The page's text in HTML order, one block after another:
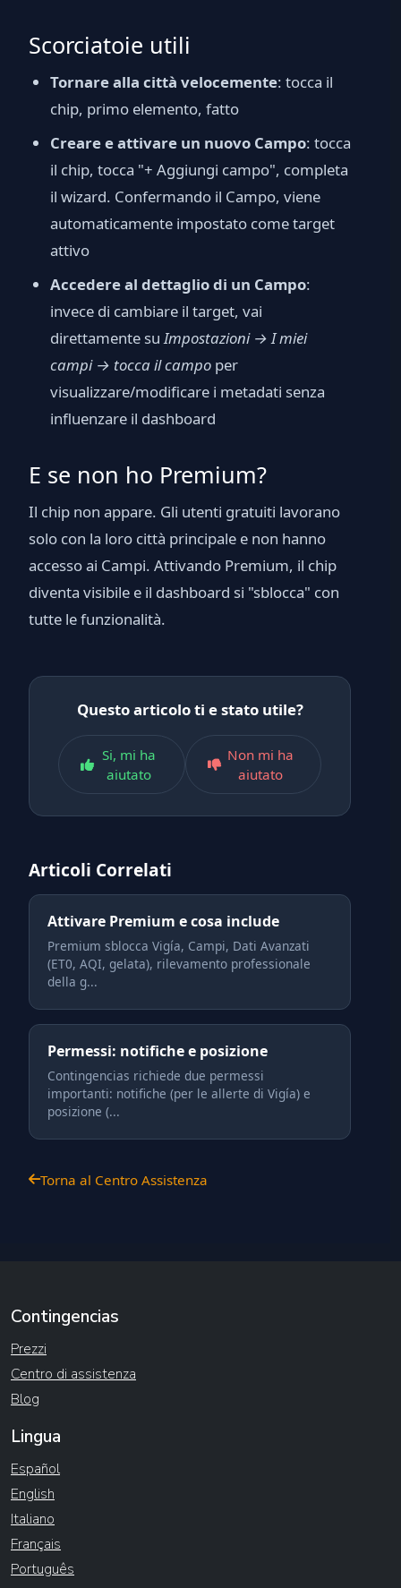
Scorciatoie utili
Tornare alla città velocemente: tocca il
chip, primo elemento, fatto
Creare e attivare un nuovo Campo: tocca
il chip, tocca "+ Aggiungi campo", completa
il wizard. Confermando il Campo, viene
automaticamente impostato come target
attivo
Accedere al dettaglio di un Campo:
invece di cambiare il target, vai
direttamente suImpostazioni → I miei
campi → tocca il campo per
visualizzare/modificare i metadati senza
influenzare il dashboard
E se non ho Premium?
Il chip non appare. Gli utenti gratuiti lavorano
solo con la loro città principale e non hanno
accesso ai Campi. Attivando Premium, il chip
diventa visibile e il dashboard si "sblocca" con
tutte le funzionalità.
Questo articolo ti e stato utile?
Si, mi ha
aiutato
Non mi ha
aiutato
Articoli Correlati
Attivare Premium e cosa include
Premium sblocca Vigía, Campi, Dati Avanzati
(ET0, AQI, gelata), rilevamento professionale
della g...
Permessi: notifiche e posizione
Contingencias richiede due permessi
importanti: notifiche (per le allerte di Vigía) e
posizione (...
Torna al Centro Assistenza
Contingencias
Prezzi
Centro di assistenza
Blog
Lingua
Español
English
Italiano
Français
Português